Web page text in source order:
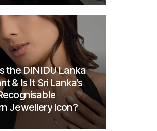
the DINIDU Lanka
& Is It Sri Lanka’s
Jewellery Icon?